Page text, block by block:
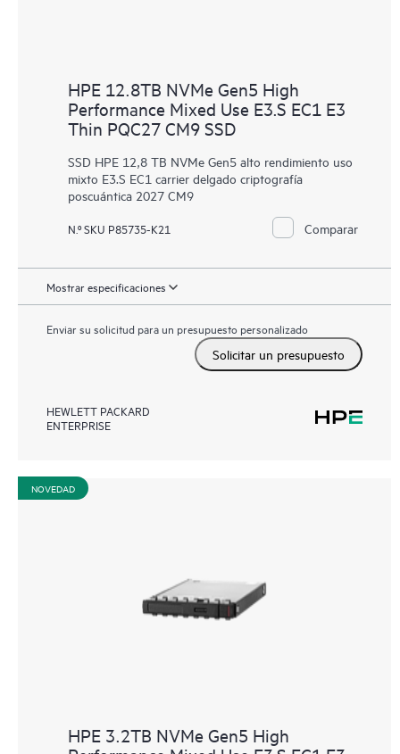
HPE 12.8TB NVMe Gen5 High
Performance Mixed Use E3.S EC1 E3
Thin PQC27 CM9 SSD
SSD HPE 12,8 TB NVMe Gen5 alto rendimiento uso
mixto E3.S EC1 carrier delgado criptografía
poscuántica 2027 CM9
N.º SKU P85735-K21 Comparar
Mostrar especificaciones
Enviar su solicitud para un presupuesto personalizado
Solicitar un presupuesto
HEWLETT PACKARD
ENTERPRISE
NOVEDAD
HPE 3.2TB NVMe Gen5 High